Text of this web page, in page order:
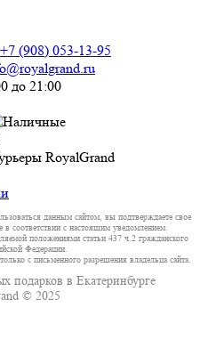
+7 (908) 053-13-95
до 21:00
данным сайтом, вы подтверждаете свое
в соответствии с настоящим уведомлением.
положениями статьи 437 ч.2 гражданского
Федерации.
с письменного разрешения владельца сайта.
подарков в Екатеринбурге
© 2025